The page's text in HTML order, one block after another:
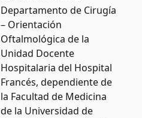
Departamento de Cirugía
– Orientación
Oftalmológica de la
Unidad Docente
Hospitalaria del Hospital
Francés, dependiente de
la Facultad de Medicina
de la Universidad de